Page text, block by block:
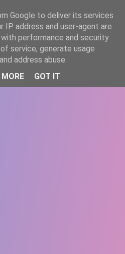
Google to deliver its services
IP address and user-agent are
performance and security
service, generate usage
address abuse.
GOT IT